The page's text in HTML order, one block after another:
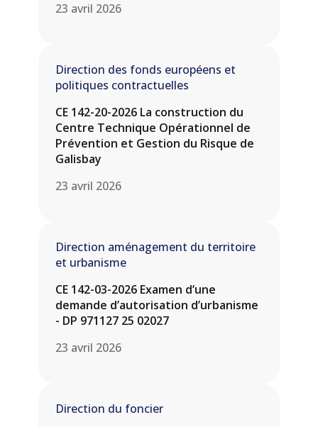
23 avril 2026
Direction des fonds européens et
politiques contractuelles
CE 142-20-2026 La construction du
Centre Technique Opérationnel de
Prévention et Gestion du Risque de
Galisbay
23 avril 2026
Direction aménagement du territoire
et urbanisme
CE 142-03-2026 Examen d’une
demande d’autorisation d’urbanisme
- DP 971127 25 02027
23 avril 2026
Direction du foncier